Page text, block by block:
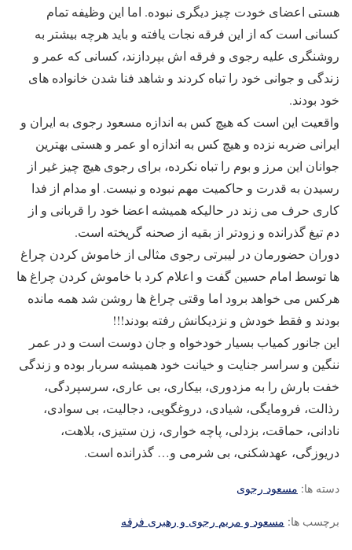
هستی اعضای خودت چیز دیگری نبوده. اما این وظیفه تمام
کسانی است که از این فرقه نجات یافته و باید هرچه بیشتر به
روشنگری علیه رجوی و فرقه اش بپردازند، کسانی که عمر و
زندگی و جوانی خود را تباه کردند و شاهد فنا شدن خانواده های
خود بودند.
واقعیت این است که هیچ کس به اندازه مسعود رجوی به ایران و
ایرانی ضربه نزده و هیچ کس به اندازه او عمر و هستی بهترین
جوانان این مرز و بوم را تباه نکرده، برای رجوی هیچ چیز غیر از
رسیدن به قدرت و حاکمیت مهم نبوده و نیست. او مدام از فدا
کاری حرف می زند در حالیکه همیشه اعضا خود را قربانی و از
دم تیغ گذرانده و زودتر از بقیه از صحنه گریخته است.
دوران حضورمان در لیبرتی رجوی مثالی از خاموش کردن چراغ
ها توسط امام حسین گفت و اعلام کرد با خاموش کردن چراغ ها
هرکس می خواهد برود اما وقتی چراغ ها روشن شد همه مانده
بودند و فقط خودش و نزدیکانش رفته بودند!!!
این جانور کمیاب بسیار خودخواه و جان دوست است و در عمر
ننگین و سراسر جنایت و خیانت خود همیشه سربار بوده و زندگی
خفت بارش را به مزدوری، بیکاری، بی عاری، سرسپردگی،
رذالت، فرومایگی، شیادی، دروغگویی، دجالیت، بی سوادی،
نادانی، حماقت، بزدلی، پاچه خواری، زن ستیزی، بلاهت،
دریوزگی، عهدشکنی، بی شرمی و… گذرانده است.
دسته ها: مسعود رجوی
برچسب ها: مسعود و مریم رجوی و رهبری فرقه